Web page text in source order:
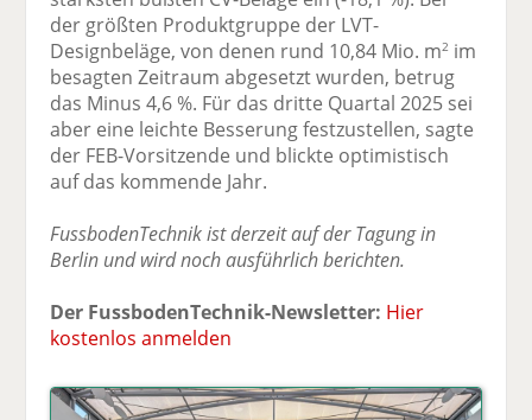
der größten Produktgruppe der LVT-
Designbeläge, von denen rund 10,84 Mio. m2 im
besagten Zeitraum abgesetzt wurden, betrug
das Minus 4,6 %. Für das dritte Quartal 2025 sei
aber eine leichte Besserung festzustellen, sagte
der FEB-Vorsitzende und blickte optimistisch
auf das kommende Jahr.
FussbodenTechnik ist derzeit auf der Tagung in
Berlin und wird noch ausführlich berichten.
Der FussbodenTechnik-Newsletter: Hier
kostenlos anmelden